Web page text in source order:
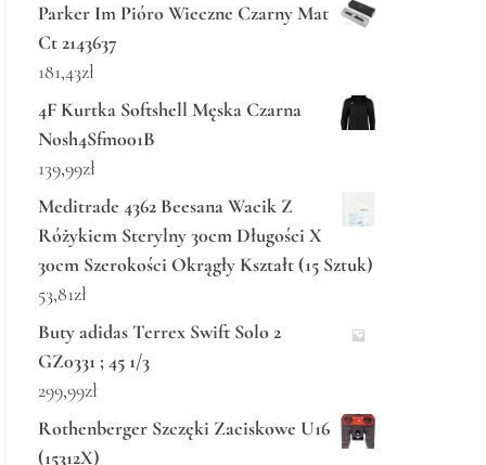
Parker Im Pióro Wieczne Czarny Mat
Ct 2143637
181,43zł
4F Kurtka Softshell Męska Czarna
Nosh4Sfm001B
139,99zł
Meditrade 4362 Beesana Wacik Z
Różykiem Sterylny 30cm Długości X
30cm Szerokości Okrągły Kształt (15 Sztuk)
53,81zł
Buty adidas Terrex Swift Solo 2
GZ0331 ; 45 1/3
299,99zł
Rothenberger Szczęki Zaciskowe U16
(15312X)